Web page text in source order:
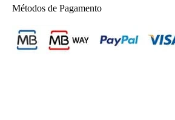
Métodos de Pagamento